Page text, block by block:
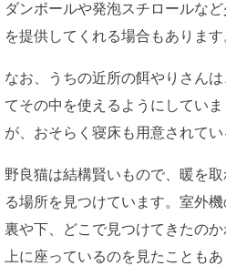
ダンボールや発泡スチロールな
を提供してくれる場合もあります
なお、うちの近所の餌やりさん
てその中を使えるようにしてい
が、おそらく寝床も用意されてい
野良猫は結構賢いもので、暖を
る場所を見つけています。室外
裏や下、どこで見つけてきたの
上に座っているのを見たこともあ